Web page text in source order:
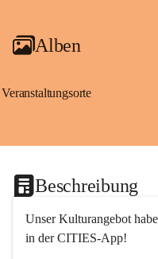
Alben
Veranstaltungsorte
Beschreibung
Unser Kulturangebot
in der CITIES-App!